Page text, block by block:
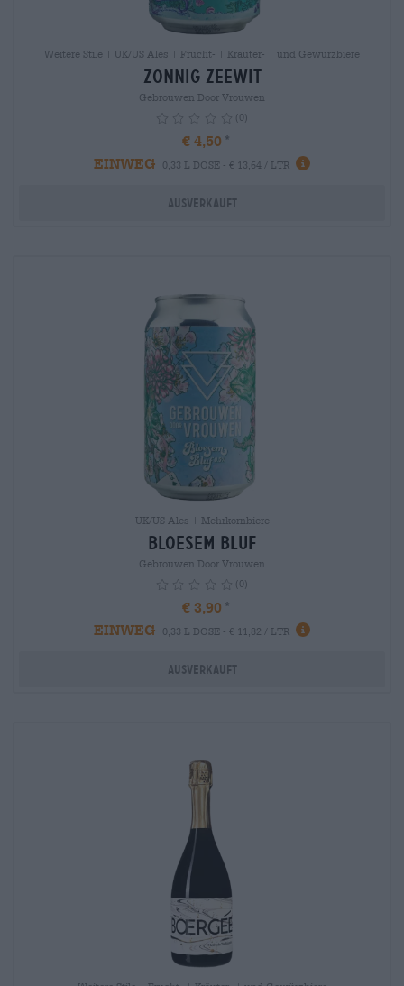
Weitere Stile | UK/US Ales | Frucht- | Kräuter- | und Gewürzbiere
Zonnig Zeewit
Gebrouwen Door Vrouwen
(0)
€ 4,50
EINWEG
0,33 L DOSE - € 13,64 / LTR info
Ausverkauft
UK/US Ales | Mehrkornbiere
Bloesem Bluf
Gebrouwen Door Vrouwen
(0)
€ 3,90
EINWEG
0,33 L DOSE - € 11,82 / LTR info
Ausverkauft